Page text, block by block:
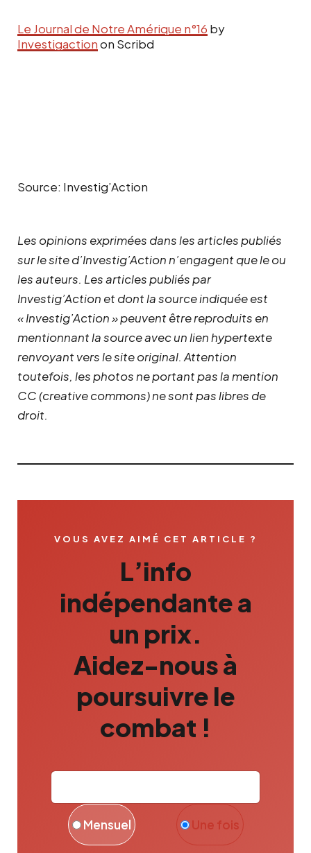
Le Journal de Notre Amérique n°16 by
Investigactionon Scribd
Source: Investig’Action
Les opinions exprimées dans les articles publiés
sur le site d’Investig’Action n’engagent que le ou
les auteurs. Les articles publiés par
Investig’Action et dont la source indiquée est
« Investig’Action » peuvent être reproduits en
mentionnant la source avec un lien hypertexte
renvoyant vers le site original. Attention
toutefois, les photos ne portant pas la mention
CC (creative commons) ne sont pas libres de
droit.
VOUS AVEZ AIMÉ CET ARTICLE ?
L’info
indépendante a
un prix.
Aidez-nous à
poursuivre le
combat !
Une fois
Mensuel